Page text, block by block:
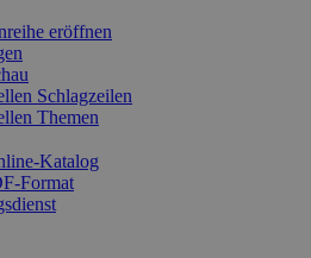
eröffnen
Schlagzeilen
Themen
Katalog
Format